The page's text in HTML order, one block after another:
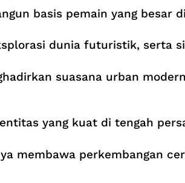
basis pemain yang besar
dunia futuristik, serta
suasana urban
yang kuat di tengah
membawa perkembangan